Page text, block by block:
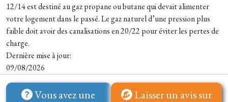
12/14 est destiné au gaz propane ou butane qui devait alimenter
votre logement dans le passé. Le gaz naturel d’une pression plus
faible doit avoir des canalisations en 20/22 pour éviter les pertes de
charge.
Dernière mise à jour:
09/08/2026
Vous avez une
Laisser un avis sur